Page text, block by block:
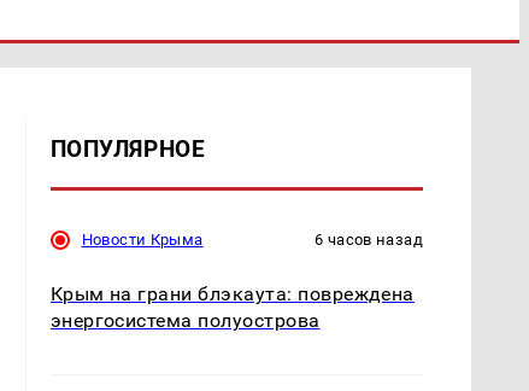
ПОПУЛЯРНОЕ
Новости Крыма 6 часов назад
Крым на грани блэкаута: повреждена
энергосистема полуострова